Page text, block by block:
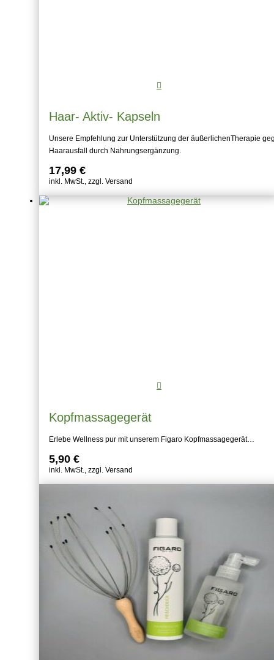
Haar- Aktiv- Kapseln
Unsere Empfehlung zur Unterstützung der äußerlichenTherapie
Haarausfall durch Nahrungsergänzung.
17,99 €
inkl. MwSt., zzgl. Versand
Kopfmassagegerät
Erlebe Wellness pur mit unserem Figaro Kopfmassagegerät…
5,90 €
inkl. MwSt., zzgl. Versand